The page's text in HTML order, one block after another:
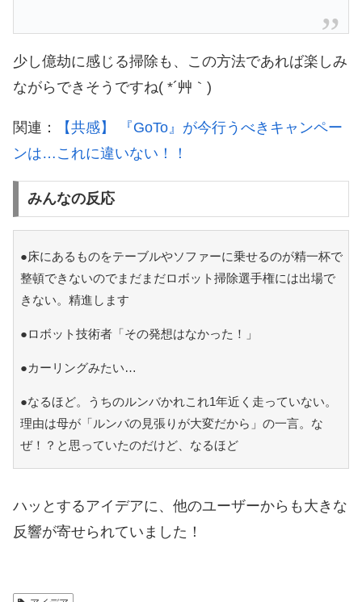
少し億劫に感じる掃除も、この方法であれば楽しみ
ながらできそうですね( *´艸｀)
関連：
【共感】 『GoTo』が今行うべきキャンペー
ンは…これに違いない！！
みんなの反応
●床にあるものをテーブルやソファーに乗せるのが精一杯で
整頓できないのでまだまだロボット掃除選手権には出場で
きない。精進します
●ロボット技術者「その発想はなかった！」
●カーリングみたい…
●なるほど。うちのルンバかれこれ1年近く走っていない。
理由は母が「ルンバの見張りが大変だから」の一言。な
ぜ！？と思っていたのだけど、なるほど
ハッとするアイデアに、他のユーザーからも大きな
反響が寄せられていました！